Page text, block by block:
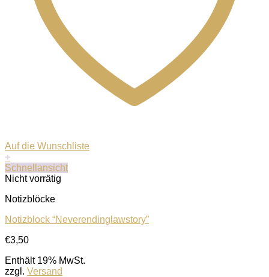
Auf die Wunschliste
+
Schnellansicht
Nicht vorrätig
Notizblöcke
Notizblock “Neverendinglawstory”
€3,50
Enthält 19% MwSt.
zzgl. Versand